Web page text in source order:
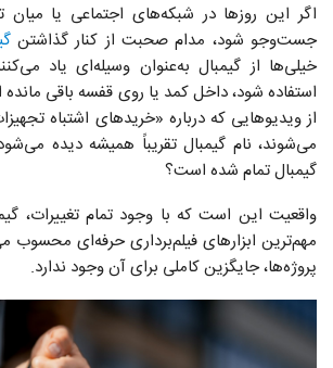
اگر این روزها در شبکه‌های اجتماعی یا میان
جست‌وجو شود، مدام صحبت از کنار گذاشتن
خیلی‌ها از گیمبال به‌عنوان وسیله‌ای یاد
استفاده شود، داخل کمد یا روی قفسه باقی
از ویدیوهایی که درباره «خریدهای اشتباه
می‌شوند، نام گیمبال تقریباً همیشه دیده
گیمبال تمام شده است؟
واقعیت این است که با وجود تمام تغییرات،
مهم‌ترین ابزارهای فیلم‌برداری حرفه‌ای محسوب
پروژه‌ها، جایگزین کاملی برای آن وجود ندارد.